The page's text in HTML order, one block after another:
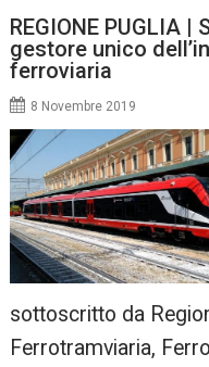
REGIONE PUGLIA |
gestore unico
ferroviaria
8 Novembre 2019
sottoscritto da
Ferrotramviaria,